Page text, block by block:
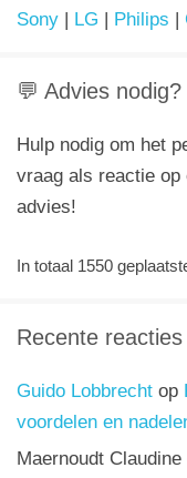
Sony | LG | Philips |
💬 Advies
Hulp nodig om het
vraag als reactie
advies!
In totaal 1550
Recente reacties
Guido Lobbrecht op
voordelen en
Maernoudt Claudine